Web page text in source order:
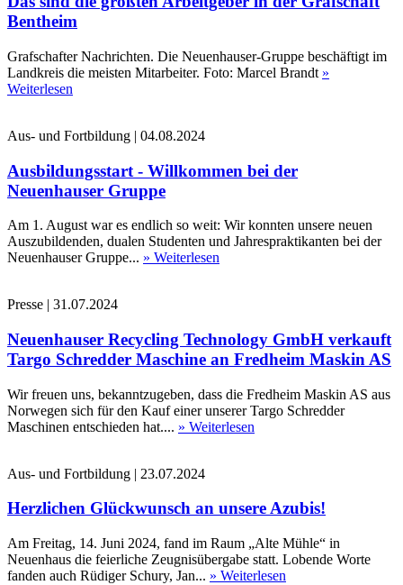
Bentheim
Grafschafter Nachrichten. Die Neuenhauser-Gruppe beschäftigt im
Landkreis die meisten Mitarbeiter. Foto: Marcel Brandt »
Weiterlesen
Aus- und Fortbildung | 04.08.2024
Ausbildungsstart - Willkommen bei der
Neuenhauser Gruppe
Am 1. August war es endlich so weit: Wir konnten unsere neuen
Auszubildenden, dualen Studenten und Jahrespraktikanten bei der
Neuenhauser Gruppe... » Weiterlesen
Presse | 31.07.2024
Neuenhauser Recycling Technology GmbH verkauft
Targo Schredder Maschine an Fredheim Maskin AS
Wir freuen uns, bekanntzugeben, dass die Fredheim Maskin AS aus
Norwegen sich für den Kauf einer unserer Targo Schredder
Maschinen entschieden hat.... » Weiterlesen
Aus- und Fortbildung | 23.07.2024
Herzlichen Glückwunsch an unsere Azubis!
Am Freitag, 14. Juni 2024, fand im Raum „Alte Mühle“ in
Neuenhaus die feierliche Zeugnisübergabe statt. Lobende Worte
fanden auch Rüdiger Schury, Jan... » Weiterlesen